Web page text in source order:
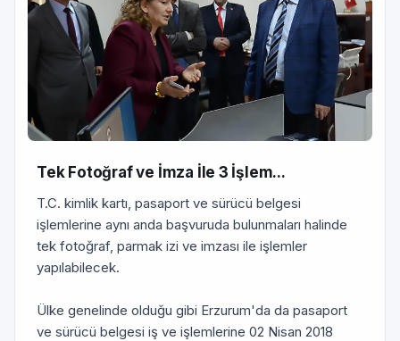
Tek Fotoğraf ve İmza İle 3 İşlem...
T.C. kimlik kartı, pasaport ve sürücü belgesi
işlemlerine aynı anda başvuruda bulunmaları halinde
tek fotoğraf, parmak izi ve imzası ile işlemler
yapılabilecek.
Ülke genelinde olduğu gibi Erzurum'da da pasaport
ve sürücü belgesi iş ve işlemlerine 02 Nisan 2018